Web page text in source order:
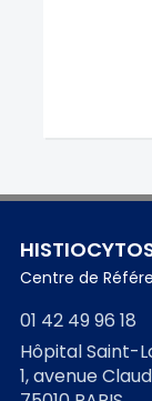
Centre de
01 42 49 96 18
Hôpital Saint-
1, avenue